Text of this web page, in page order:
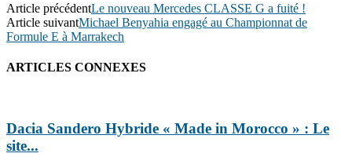
Article précédentLe nouveau Mercedes CLASSE G a fuité !
Article suivantMichael Benyahia engagé au Championnat de
Formule E à Marrakech
ARTICLES CONNEXES
Dacia Sandero Hybride « Made in Morocco » : Le
site...